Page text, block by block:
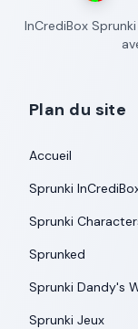
InCrediBox
Plan du site
Accueil
Sprunki
Sprunki
Sprunked
Sprunki Dandy's
Sprunki Jeux